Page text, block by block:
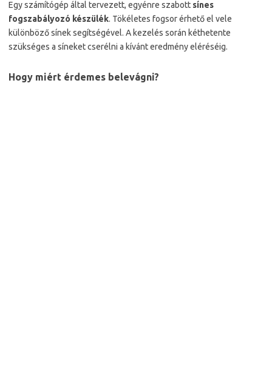
Egy számítógép által tervezett, egyénre szabott sínes
fogszabályozó készülék. Tökéletes fogsor érhető el vele
különböző sínek segítségével. A kezelés során kéthetente
szükséges a síneket cserélni a kívánt eredmény eléréséig.
Hogy miért érdemes belevágni?